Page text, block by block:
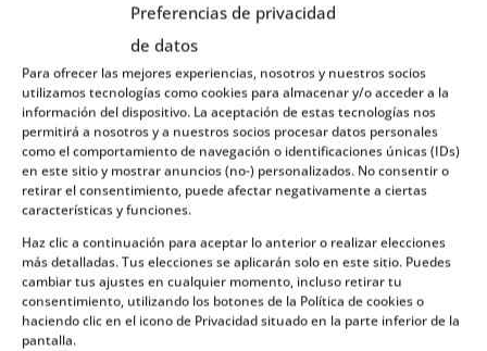
Preferencias de privacidad
de datos
Para ofrecer las mejores experiencias, nosotros y nuestros socios
utilizamos tecnologías como cookies para almacenar y/o acceder a la
información del dispositivo. La aceptación de estas tecnologías nos
permitirá a nosotros y a nuestros socios procesar datos personales
como el comportamiento de navegación o identificaciones únicas (IDs)
en este sitio y mostrar anuncios (no-) personalizados. No consentir o
retirar el consentimiento, puede afectar negativamente a ciertas
características y funciones.
Haz clic a continuación para aceptar lo anterior o realizar elecciones
más detalladas. Tus elecciones se aplicarán solo en este sitio. Puedes
cambiar tus ajustes en cualquier momento, incluso retirar tu
consentimiento, utilizando los botones de la Política de cookies o
haciendo clic en el icono de Privacidad situado en la parte inferior de la
pantalla.
En el corazón de esta región se encuentra
Rovaniemi, la capital de la Laponia finlandesa.
Rodeada de bosques y paisajes árticos, es conocida
por ser una de las mejores puertas de entrada al
norte del país. Durante el invierno, ofrece la
posibilidad de contemplar las auroras boreales,
mientras que en verano sorprende con el sol de
medianoche, un fenómeno que permite disfrutar de
la luz natural incluso durante la noche.
¿Qué hace especial a Finlandia?
Finlandia es famosa por su estilo de vida,